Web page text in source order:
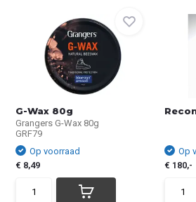
G-Wax 80g
Grangers G-Wax 80g
GRF79
Op voorraad
€ 8,49
Op
€ 180,-